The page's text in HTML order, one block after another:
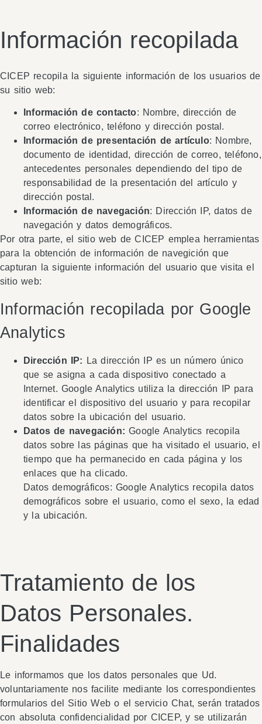
Información recopilada
CICEP recopila la siguiente información de los usuarios de
su sitio web:
Información de contacto: Nombre, dirección de
correo electrónico, teléfono y dirección postal.
Información de presentación de artículo: Nombre,
documento de identidad, dirección de correo, teléfono,
antecedentes personales dependiendo del tipo de
responsabilidad de la presentación del artículo y
dirección postal.
Información de navegación: Dirección IP, datos de
navegación y datos demográficos.
Por otra parte, el sitio web de CICEP emplea herramientas
para la obtención de información de navegición que
capturan la siguiente información del usuario que visita el
sitio web:
Información recopilada por Google
Analytics
Dirección IP: La dirección IP es un número único
que se asigna a cada dispositivo conectado a
Internet. Google Analytics utiliza la dirección IP para
identificar el dispositivo del usuario y para recopilar
datos sobre la ubicación del usuario.
Datos de navegación: Google Analytics recopila
datos sobre las páginas que ha visitado el usuario, el
tiempo que ha permanecido en cada página y los
enlaces que ha clicado.
Datos demográficos: Google Analytics recopila datos
demográficos sobre el usuario, como el sexo, la edad
y la ubicación.
Tratamiento de los
Datos Personales.
Finalidades
Le informamos que los datos personales que Ud.
voluntariamente nos facilite mediante los correspondientes
formularios del Sitio Web o el servicio Chat, serán tratados
con absoluta confidencialidad por CICEP, y se utilizarán